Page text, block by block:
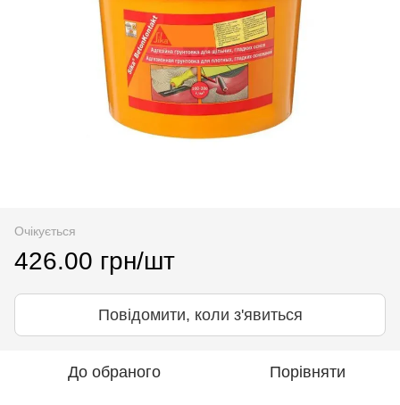
Очікується
426.00 грн/шт
Повідомити, коли з'явиться
До обраного Порівняти